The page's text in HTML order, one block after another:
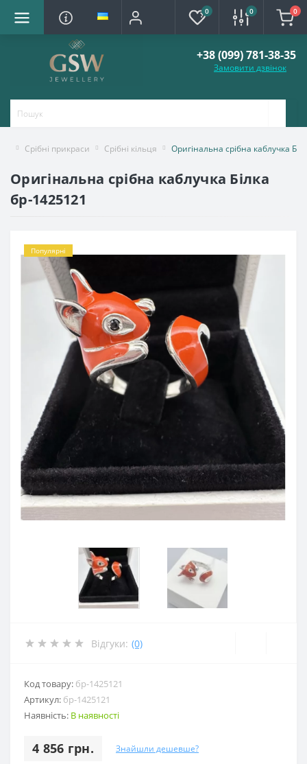
0 0 0
+38 (099) 781-38-35
Замовити дзвінок
Срібні прикраси Срібні кільця Оригінальна срібна каблучка
Оригінальна срібна каблучка Білка
бр-1425121
Популярні
Відгуки: (0)
Код товару: бр-1425121
Артикул: бр-1425121
Наявність: В наявності
4 856 грн. Знайшли дешевше?